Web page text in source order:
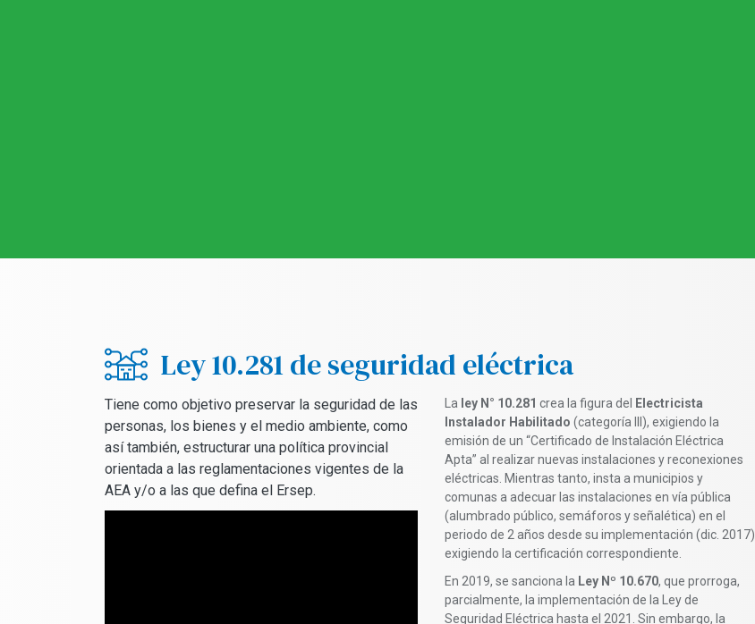
Ley 10.281 de seguridad eléctrica
Tiene como objetivo preservar la seguridad de las
personas, los bienes y el medio ambiente, como
así también, estructurar una política provincial
orientada a las reglamentaciones vigentes de la
AEA y/o a las que defina el Ersep.
La ley N° 10.281 crea la figura del
Electricista
Instalador Habilitado (categoría III), exigiendo la
emisión de un “Certificado de Instalación Eléctrica
Apta” al realizar nuevas instalaciones y reconexiones
eléctricas. Mientras tanto, insta a municipios y
comunas a adecuar las instalaciones en vía pública
(alumbrado público, semáforos y señalética) en el
periodo de 2 años desde su implementación (dic.
exigiendo la certificación correspondiente.
En 2019, se sanciona la Ley Nº 10.670, que prorroga,
parcialmente, la implementación de la Ley de
Seguridad Eléctrica hasta el 2021. Sin embargo, la